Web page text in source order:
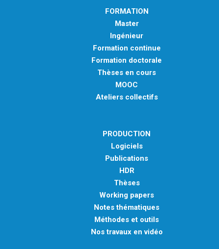
FORMATION
Master
Ingénieur
Formation continue
Formation doctorale
Thèses en cours
MOOC
Ateliers collectifs
PRODUCTION
Logiciels
Publications
HDR
Thèses
Working papers
Notes thématiques
Méthodes et outils
Nos travaux en vidéo